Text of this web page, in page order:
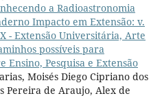
a Radioastronomia
Impacto em Extensão: v.
- Extensão Universitária, Arte
possíveis para
Ensino, Pesquisa e Extensão
Moisés Diego Cipriano dos
Pereira de Araujo, Alex de